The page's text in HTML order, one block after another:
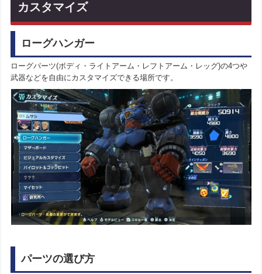
カスタマイズ
ローグハンガー
ローグパーツ(ボディ・ライトアーム・レフトアーム・レッグ)の4つや
武器などを自由にカスタマイズできる場所です。
パーツの選び方